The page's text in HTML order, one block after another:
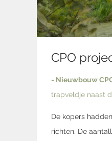
CPO
- Nieuwbouw
trapveldje naast
De kopers
richten. De